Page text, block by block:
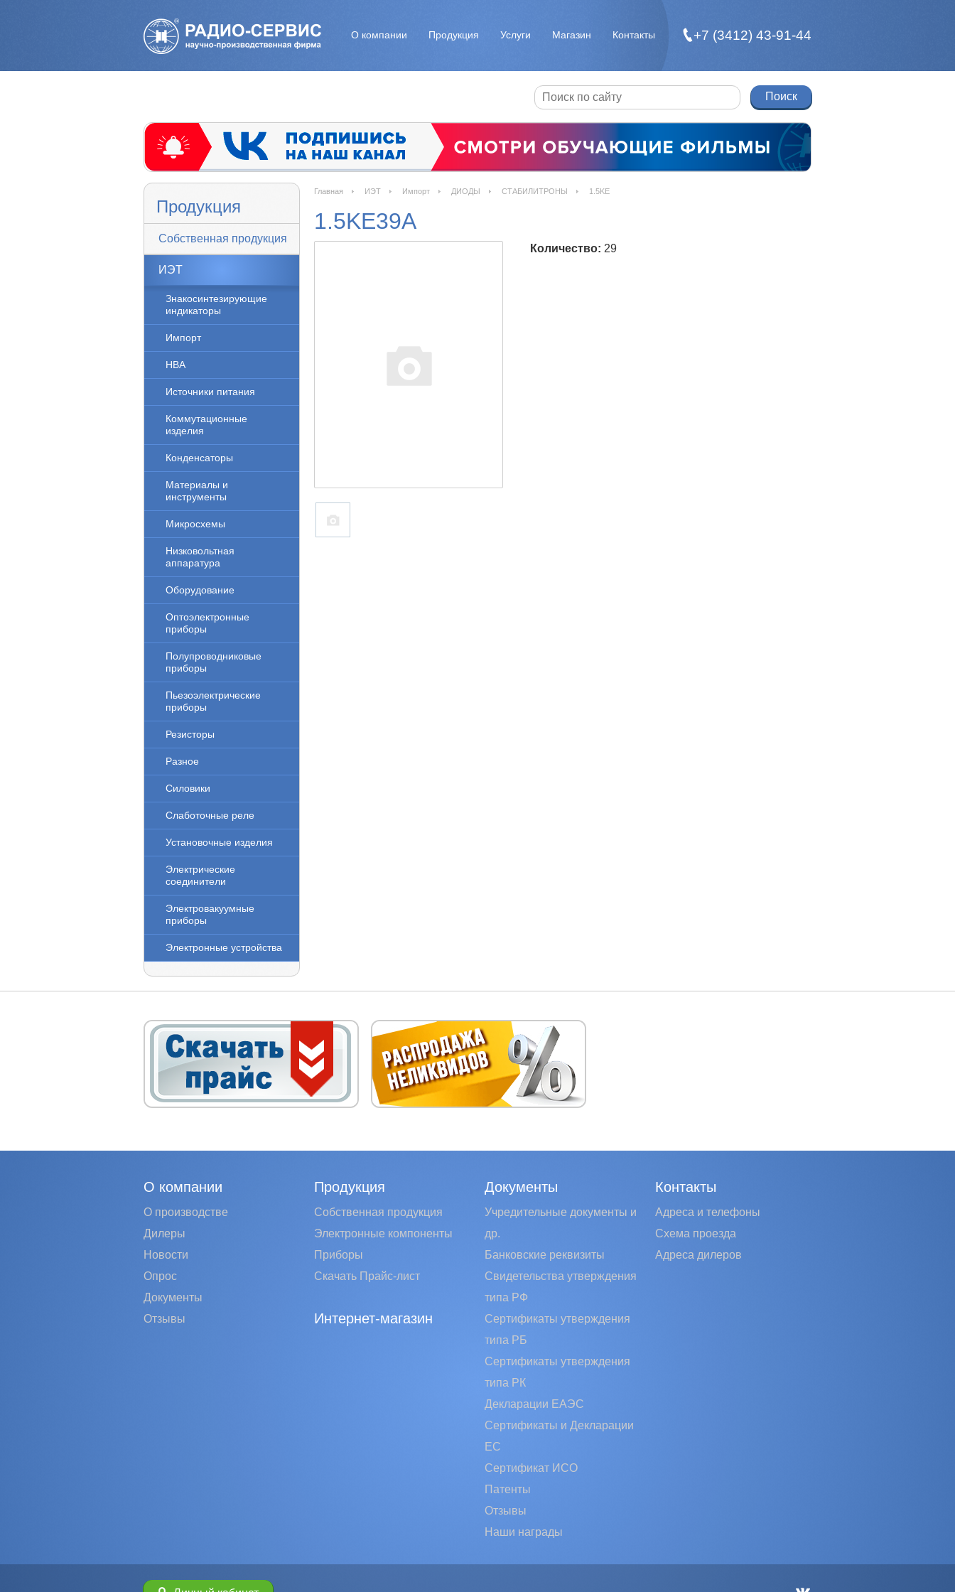
О компании Продукция Услуги Магазин Контакты +7 (3412) 43-91-44
Продукция
Собственная продукция
ИЭТ
Знакосинтезирующие
индикаторы
Импорт
НВА
Источники питания
Коммутационные
изделия
Конденсаторы
Материалы и
инструменты
Микросхемы
Низковольтная
аппаратура
Оборудование
Оптоэлектронные
приборы
Полупроводниковые
приборы
Пьезоэлектрические
приборы
Резисторы
Разное
Силовики
Слаботочные реле
Установочные изделия
Электрические
соединители
Электровакуумные
приборы
Электронные устройства
Главная ИЭТ Импорт ДИОДЫ СТАБИЛИТРОНЫ 1.5KE
1.5KE39A
Количество: 29
О компании
О производстве
Дилеры
Новости
Опрос
Документы
Отзывы
Продукция
Собственная продукция
Электронные компоненты
Приборы
Скачать Прайс-лист
Интернет-магазин
Документы
Учредительные документы и
др.
Банковские реквизиты
Свидетельства утверждения
типа РФ
Сертификаты утверждения
типа РБ
Сертификаты утверждения
типа РК
Декларации ЕАЭС
Сертификаты и Декларации
EC
Сертификат ИСО
Патенты
Отзывы
Наши награды
Контакты
Адреса и телефоны
Схема проезда
Адреса дилеров